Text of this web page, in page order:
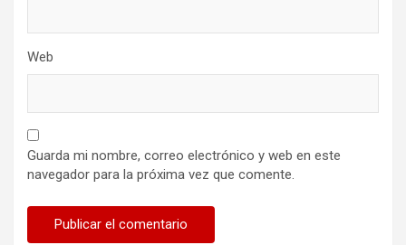
Web
Guarda mi nombre, correo electrónico y web en este
navegador para la próxima vez que comente.